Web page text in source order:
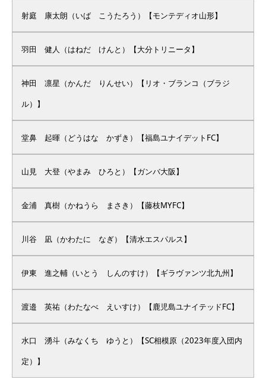
射庭 康太朗（いば こうたろう）【モンテディオ山形】
羽田 健人（はねだ けんと）【大分トリニータ】
神田 凛星（かんだ りんせい）【リオ・ブランコ（ブラジ
ル）】
堂鼻 起暉（どうはな かずき）【福島ユナイデットFC】
山見 大登（やまみ ひろと）【ガンバ大阪】
金浦 真樹（かねうら まさき）【藤枝MYFC】
川谷 凪（かわたに なぎ）【清水エスパルス】
伊東 進之輔（いとう しんのすけ）【ギラヴァンツ北九州】
渡邉 英祐（わたなべ えいすけ）【鹿児島ユナイテッドFC】
水口 湧斗（みなくち ゆうと）【SC相模原（2023年度入団内
定）】